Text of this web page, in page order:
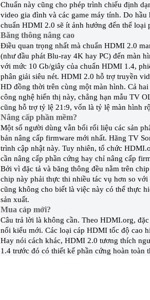
Chuẩn này cũng cho phép trình chiếu định
video gia đình và các game máy tính. Do
chuẩn HDMI 2.0 sẽ ít ảnh hưởng đến thể
Băng thông nâng cao
Điều quan trọng nhất mà chuẩn HDMI 2.0
(như đầu phát Blu-ray 4K hay PC) đến màn
với mức 10 Gb/giây của chuẩn HDMI 1.4,
phân giải siêu nét. HDMI 2.0 hỗ trợ truyền
HD đồng thời trên cùng một màn hình. Cả
công nghệ hiển thị này, chẳng hạn mẫu TV
cũng hỗ trợ tỷ lệ 21:9, vốn là tỷ lệ màn hình
Nâng cấp phần mềm?
Một số người dùng vẫn bối rối liệu các sản
bản nâng cấp firmware mới nhất. Hãng TV
trình cập nhật này. Tuy nhiên, tổ chức
cần nâng cấp phần cứng hay chỉ nâng cấp
Bởi vì đặc tả và băng thông đều nằm trên
chip này phải thực thi nhiều tác vụ hơn so
cũng không cho biết là việc này có thể thực
sản xuất.
Mua cáp mới?
Câu trả lời là không cần. Theo HDMI.org,
nối kiểu mới. Các loại cáp HDMI tốc độ cao
Hay nói cách khác, HDMI 2.0 tương thích
1.4 trước đó có thiết kế phần cứng hoàn